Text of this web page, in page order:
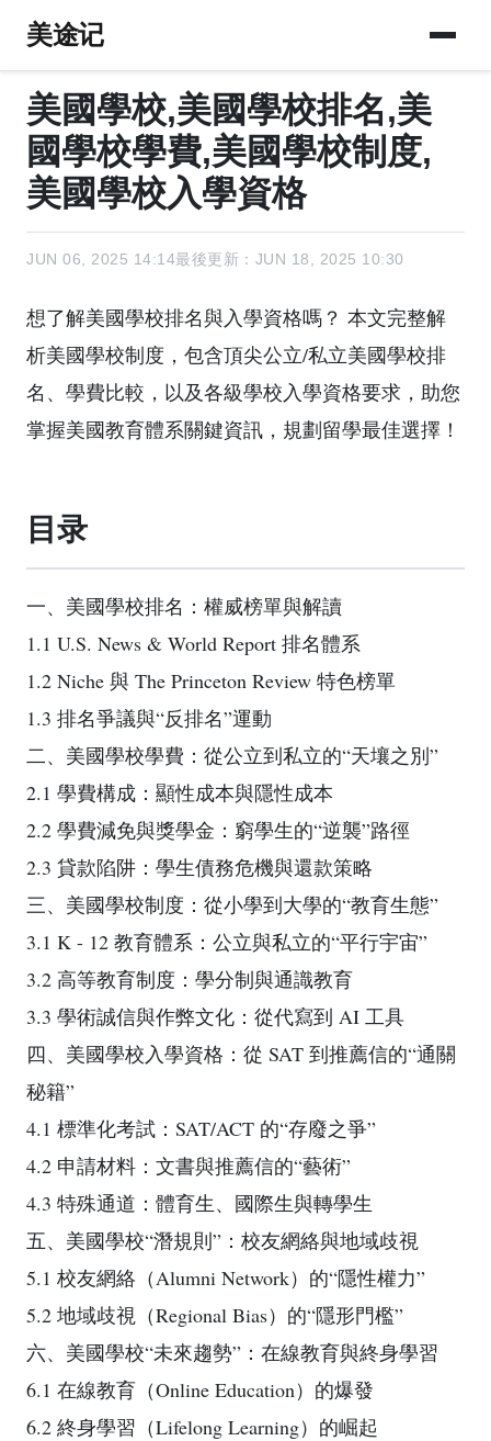
美途记
美國學校,美國學校排名,美
國學校學費,美國學校制度,
美國學校入學資格
JUN 06, 2025 14:14最後更新：JUN 18, 2025 10:30
想了解美國學校排名與入學資格嗎？ 本文完整解
析美國學校制度，包含頂尖公立/私立美國學校排
名、學費比較，以及各級學校入學資格要求，助您
掌握美國教育體系關鍵資訊，規劃留學最佳選擇！
目录
一、美國學校排名：權威榜單與解讀
1.1 U.S. News & World Report 排名體系
1.2 Niche 與 The Princeton Review 特色榜單
1.3 排名爭議與“反排名”運動
二、美國學校學費：從公立到私立的“天壤之別”
2.1 學費構成：顯性成本與隱性成本
2.2 學費減免與獎學金：窮學生的“逆襲”路徑
2.3 貸款陷阱：學生債務危機與還款策略
三、美國學校制度：從小學到大學的“教育生態”
3.1 K - 12 教育體系：公立與私立的“平行宇宙”
3.2 高等教育制度：學分制與通識教育
3.3 學術誠信與作弊文化：從代寫到 AI 工具
四、美國學校入學資格：從 SAT 到推薦信的“通關
秘籍”
4.1 標準化考試：SAT/ACT 的“存廢之爭”
4.2 申請材料：文書與推薦信的“藝術”
4.3 特殊通道：體育生、國際生與轉學生
五、美國學校“潛規則”：校友網絡與地域歧視
5.1 校友網絡（Alumni Network）的“隱性權力”
5.2 地域歧視（Regional Bias）的“隱形門檻”
六、美國學校“未來趨勢”：在線教育與終身學習
6.1 在線教育（Online Education）的爆發
6.2 終身學習（Lifelong Learning）的崛起